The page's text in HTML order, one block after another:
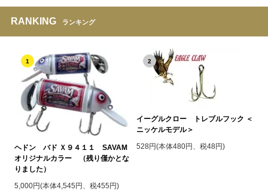
RANKING ランキング
1
ヘドン バド Ｘ９４１１ SAVAM
オリジナルカラー （残り僅かとな
りました）
5,000円(本体4,545円、税455円)
2
イーグルクロー トレブルフック ＜
ニッケルモデル＞
528円(本体480円、税48円)